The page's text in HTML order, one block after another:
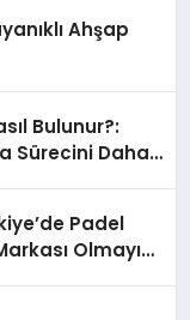
Ahşap
Bulunur?:
Sürecini Daha
Padel
Olmayı